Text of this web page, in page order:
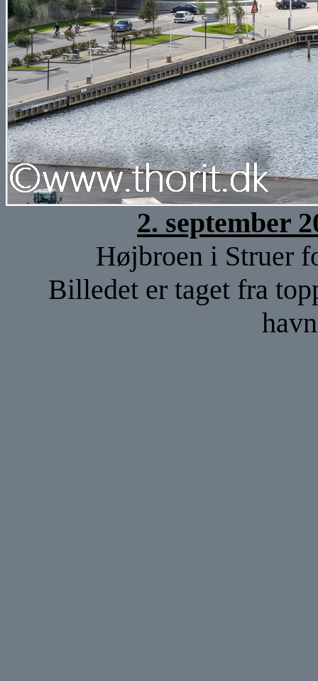
2. september
Højbroen i Struer
Billedet er taget fra